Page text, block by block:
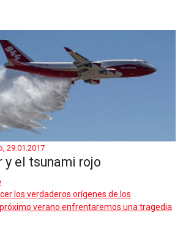
29.01.2017
y el tsunami rojo
los verdaderos orígenes de los
verano enfrentaremos una tragedia